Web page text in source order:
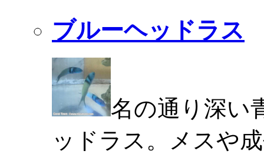
ブルーヘッドラス
名の通り深い
ッドラス。メスや